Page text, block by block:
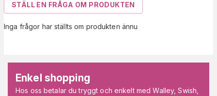
STÄLL EN FRÅGA OM PRODUKTEN
Inga frågor har ställts om produkten ännu
Enkel shopping
Hos oss betalar du tryggt och enkelt med Walley, Swish,